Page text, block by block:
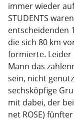
immer wieder
STUDENTS
entscheidenden
die sich 80 km
formierte.
Mann das
sein, nicht
sechsköpfige
mit dabei, der
net ROSE)